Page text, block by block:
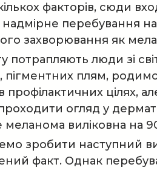
факторів, сюди
надмірне перебування
захворювання як
потрапляють люди зі
пігментних плям,
цілях,
огляд у
виліковна на
зробити наступний
факт. Однак